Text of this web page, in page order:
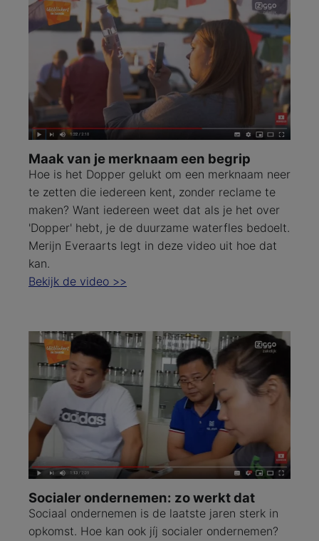
Maak van je merknaam een begrip
Hoe is het Dopper gelukt om een merknaam neer
te zetten die iedereen kent, zonder reclame te
maken? Want iedereen weet dat als je het over
'Dopper' hebt, je de duurzame waterfles bedoelt.
Merijn Everaarts legt in deze video uit hoe dat
kan.
Bekijk de video >>
Socialer ondernemen: zo werkt dat
Sociaal ondernemen is de laatste jaren sterk in
opkomst. Hoe kan ook jíj socialer ondernemen?